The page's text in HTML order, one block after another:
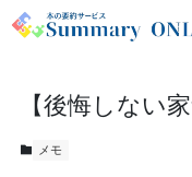
【後悔しない
メモ